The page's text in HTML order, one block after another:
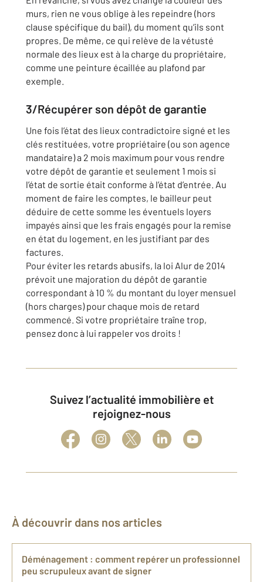
murs, rien ne vous oblige à les repeindre (hors
clause spécifique du bail), du moment qu’ils sont
propres. De même, ce qui relève de la vétusté
normale des lieux est à la charge du propriétaire,
comme une peinture écaillée au plafond par
exemple.
3/Récupérer son dépôt de garantie
Une fois l’état des lieux contradictoire signé et les
clés restituées, votre propriétaire (ou son agence
mandataire) a 2 mois maximum pour vous rendre
votre dépôt de garantie et seulement 1 mois si
l’état de sortie était conforme à l’état d’entrée. Au
moment de faire les comptes, le bailleur peut
déduire de cette somme les éventuels loyers
impayés ainsi que les frais engagés pour la remise
en état du logement, en les justifiant par des
factures.
Pour éviter les retards abusifs, la loi Alur de 2014
prévoit une majoration du dépôt de garantie
correspondant à 10 % du montant du loyer mensuel
(hors charges) pour chaque mois de retard
commencé. Si votre propriétaire traîne trop,
pensez donc à lui rappeler vos droits !
Suivez l’actualité immobilière et
rejoignez-nous
À découvrir dans nos articles
Déménagement : comment repérer un professionnel
peu scrupuleux avant de signer